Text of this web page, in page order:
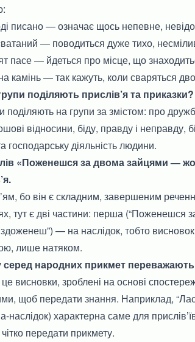
писано — означає щось непевне,
— поводиться дуже тихо,
пасе — йдеться про місце, що
камінь — так кажуть, коли сваряться
поділяють прислів’я та приказки?
поділяють на групи за змістом: про
відносини, біду, правду і неправду,
господарську діяльність людини.
«Поженешся за двома зайцями —
бо він є складним, завершеним
тут є дві частини: перша (“Поженешся
— на наслідок, тобто
лише натяком.
народних прикмет переважають
висновки, зроблені на основі
щоб передати знання. Наприклад,
наслідок) характерна саме для
передати прикмету.